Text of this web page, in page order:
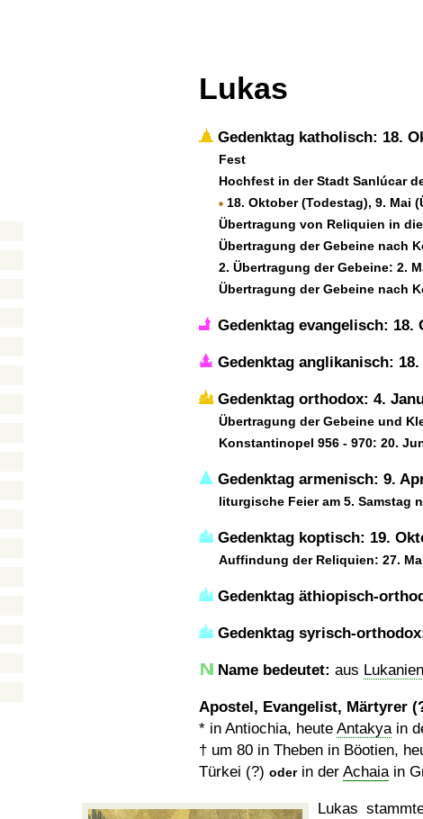
Lukas
Gedenktag katholisch: 18.
Fest
Hochfest in der Stadt Sanlúcar
18. Oktober (Todestag), 9. Mai
Übertragung von Reliquien in
Übertragung der Gebeine nach
2. Übertragung der Gebeine: 2.
Übertragung der Gebeine nach
Gedenktag evangelisch: 18.
Gedenktag anglikanisch:
Gedenktag orthodox: 4.
Übertragung der Gebeine und
Konstantinopel 956 - 970: 20.
Gedenktag armenisch: 9.
liturgische Feier am 5. Samstag
Gedenktag koptisch: 19.
Auffindung der Reliquien: 27.
Gedenktag äthiopisch-
Gedenktag syrisch-
Name bedeutet: aus Lukanien
Apostel, Evangelist, Märtyrer
* in Antiochia, heute Antakyain
† um 80 in Theben in Böotien,
Türkei (?) oderin der Achaiain
Lukas